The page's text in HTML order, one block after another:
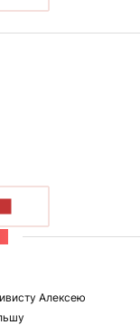
Алексею